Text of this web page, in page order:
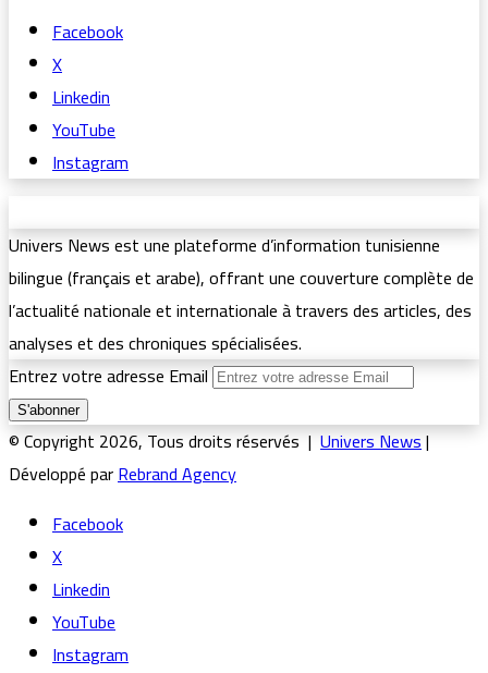
Facebook
X
Linkedin
YouTube
Instagram
Univers News est une plateforme d’information tunisienne
bilingue (français et arabe), offrant une couverture complète de
l’actualité nationale et internationale à travers des articles, des
analyses et des chroniques spécialisées.
Entrez votre adresse Email
© Copyright 2026, Tous droits réservés |Univers News|
Développé parRebrand Agency
Facebook
X
Linkedin
YouTube
Instagram